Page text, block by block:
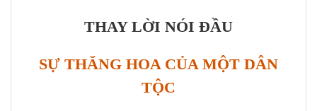
THAY LỜI NÓI ĐẦU
SỰ THĂNG HOA CỦA MỘT DÂN
TỘC